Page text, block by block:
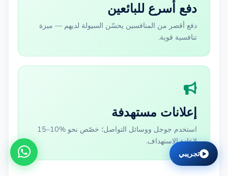
دفع أسرع للبائعين
دفع أقصر من المنافسين يحسّن السيولة لديهم — ميزة
تنافسية قوية.
إعلانات مستهدفة
استخدم جوجل ووسائل التواصل؛ خصّص نحو %10–15
لإعادة الاستهداف.
تجريبي